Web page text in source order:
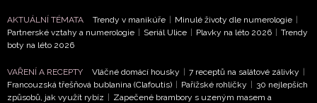
AKTUÁLNÍ TÉMATA Trendy v manikúře | Minulé životy dle numerologie |
Partnerské vztahy a numerologie | Seriál Ulice | Plavky na léto 2026 | Trendy
boty na léto 2026
VAŘENÍ A RECEPTY Vláčné domácí housky | 7 receptů na salátové zálivky |
Francouzská třešňová bublanina (Clafoutis) | Pařížské rohlíčky | 30 nejlepších
způsobů, jak využít rybíz | Zapečené brambory s uzeným masem a